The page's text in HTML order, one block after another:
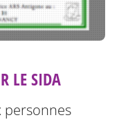
LE SIDA
personnes